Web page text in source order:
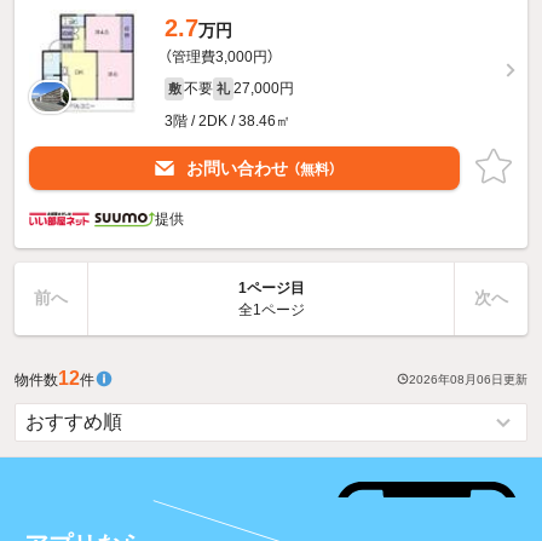
2.7万円
（管理費3,000円）
敷 不要 礼 27,000円
3階 / 2DK / 38.46㎡
お問い合わせ （無料）
提供
前へ
1ページ目
全1ページ
次へ
物件数12件 2026年08月06日更新